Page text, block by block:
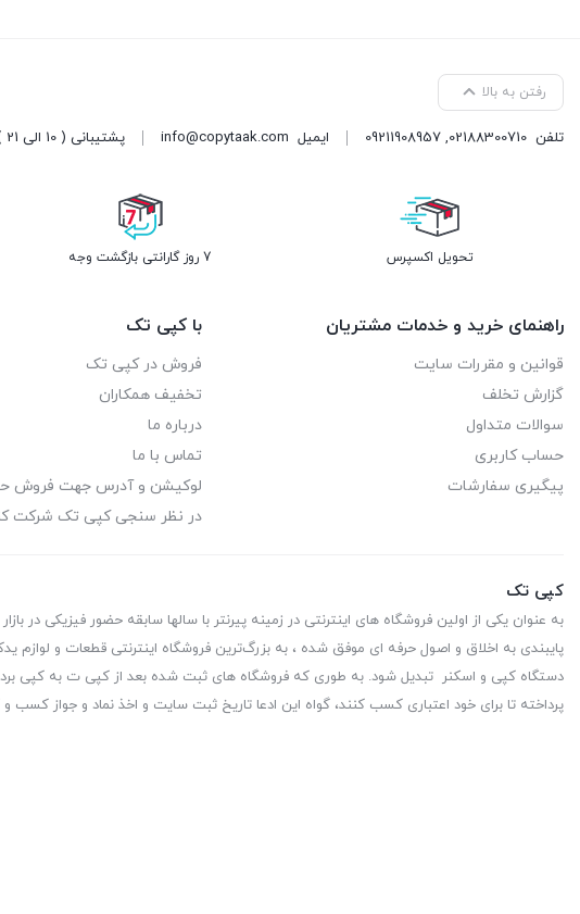
رفتن به بالا
تلفن 02188300710
,
09211908957 ایمیل info@copytaak.com پشتیبانی ( 10 الی 21 )
تحویل اکسپرس 7 روز گارانتی بازگشت وجه
راهنمای خرید و خدمات مشتریان
قوانین و مقررات سایت
گزارش تخلف
سوالات متداول
حساب کاربری
پیگیری سفارشات
با کپی تک
فروش در کپی تک
تخفیف همکاران
درباره ما
تماس با ما
لوکیشن و آدرس جهت فروش
در نظر سنجی کپی تک شرکت
کپی تک
به عنوان یکی از اولین فروشگاه های اینترنتی در زمینه پیرنتر با سالها سابقه حضور فیزیکی در
پایبندی به اخلاق و اصول حرفه ای موفق شده ، به بزرگ‌ترین فروشگاه اینترنتی قطعات و لوازم
دستگاه کپی و اسکنر تبدیل شود. به طوری که فروشگاه های ثبت شده بعد از کپی ت به کپی
پرداخته تا برای خود اعتباری کسب کنند، گواه این ادعا تاریخ ثبت سایت و اخذ نماد و جواز کسب و